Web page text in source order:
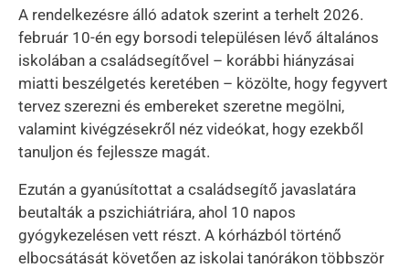
A rendelkezésre álló adatok szerint a terhelt 2026.
február 10-én egy borsodi településen lévő általános
iskolában a családsegítővel – korábbi hiányzásai
miatti beszélgetés keretében – közölte, hogy fegyvert
tervez szerezni és embereket szeretne megölni,
valamint kivégzésekről néz videókat, hogy ezekből
tanuljon és fejlessze magát.
Ezután a gyanúsítottat a családsegítő javaslatára
beutalták a pszichiátriára, ahol 10 napos
gyógykezelésen vett részt. A kórházból történő
elbocsátását követően az iskolai tanórákon többször